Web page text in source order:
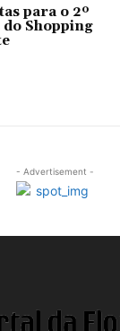
para o 2º
do Shopping
- Advertisement -